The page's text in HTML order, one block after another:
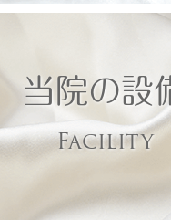
当院の設
Facility